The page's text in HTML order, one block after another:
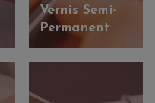
Vernis Semi-
Permanent